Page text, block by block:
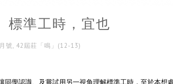
標準工時，宜也
號, 42屆莊「鳴」(12-13)
同學認識、及嘗試用另一視角理解標準工時，至於本想